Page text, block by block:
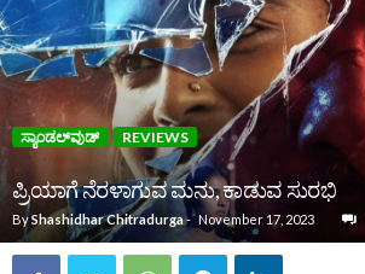
ಸ್ಯಾಂಡಲ್‌ವುಡ್‌ REVIEWS
ಪ್ರಿಯಾಗೆ ನೆರಳಾಗುವ ಮನು, ಕಾಡುವ ಸುರಭಿ
ByShashidhar Chitradurga- November 17, 2023